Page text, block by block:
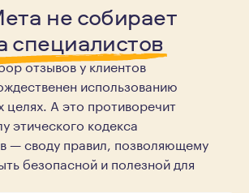
не собирает
специалистов
отзывов у клиентов
использованию
целях. А это противоречит
этического кодекса
— своду правил, позволяющему
безопасной и полезной для